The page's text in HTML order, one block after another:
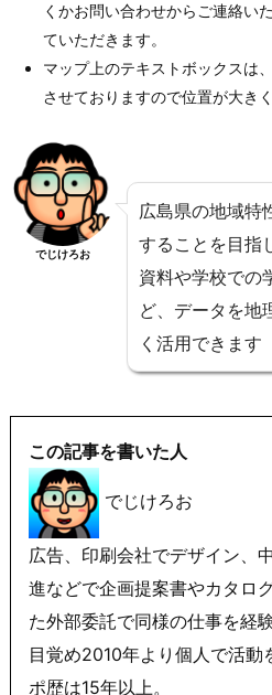
くかお問い合わせからご連絡い
ていただきます。
マップ上のテキストボックスは
させておりますので位置が大き
でじけろお
広島県の地域特
することを目
資料や学校での
ど、データを地
く活用できます
この記事を書いた人
でじけろお
広告、印刷会社でデザイン、
進などで企画提案書やカタロ
た外部委託で同様の仕事を経
目覚め2010年より個人で活動
ポ歴は15年以上。